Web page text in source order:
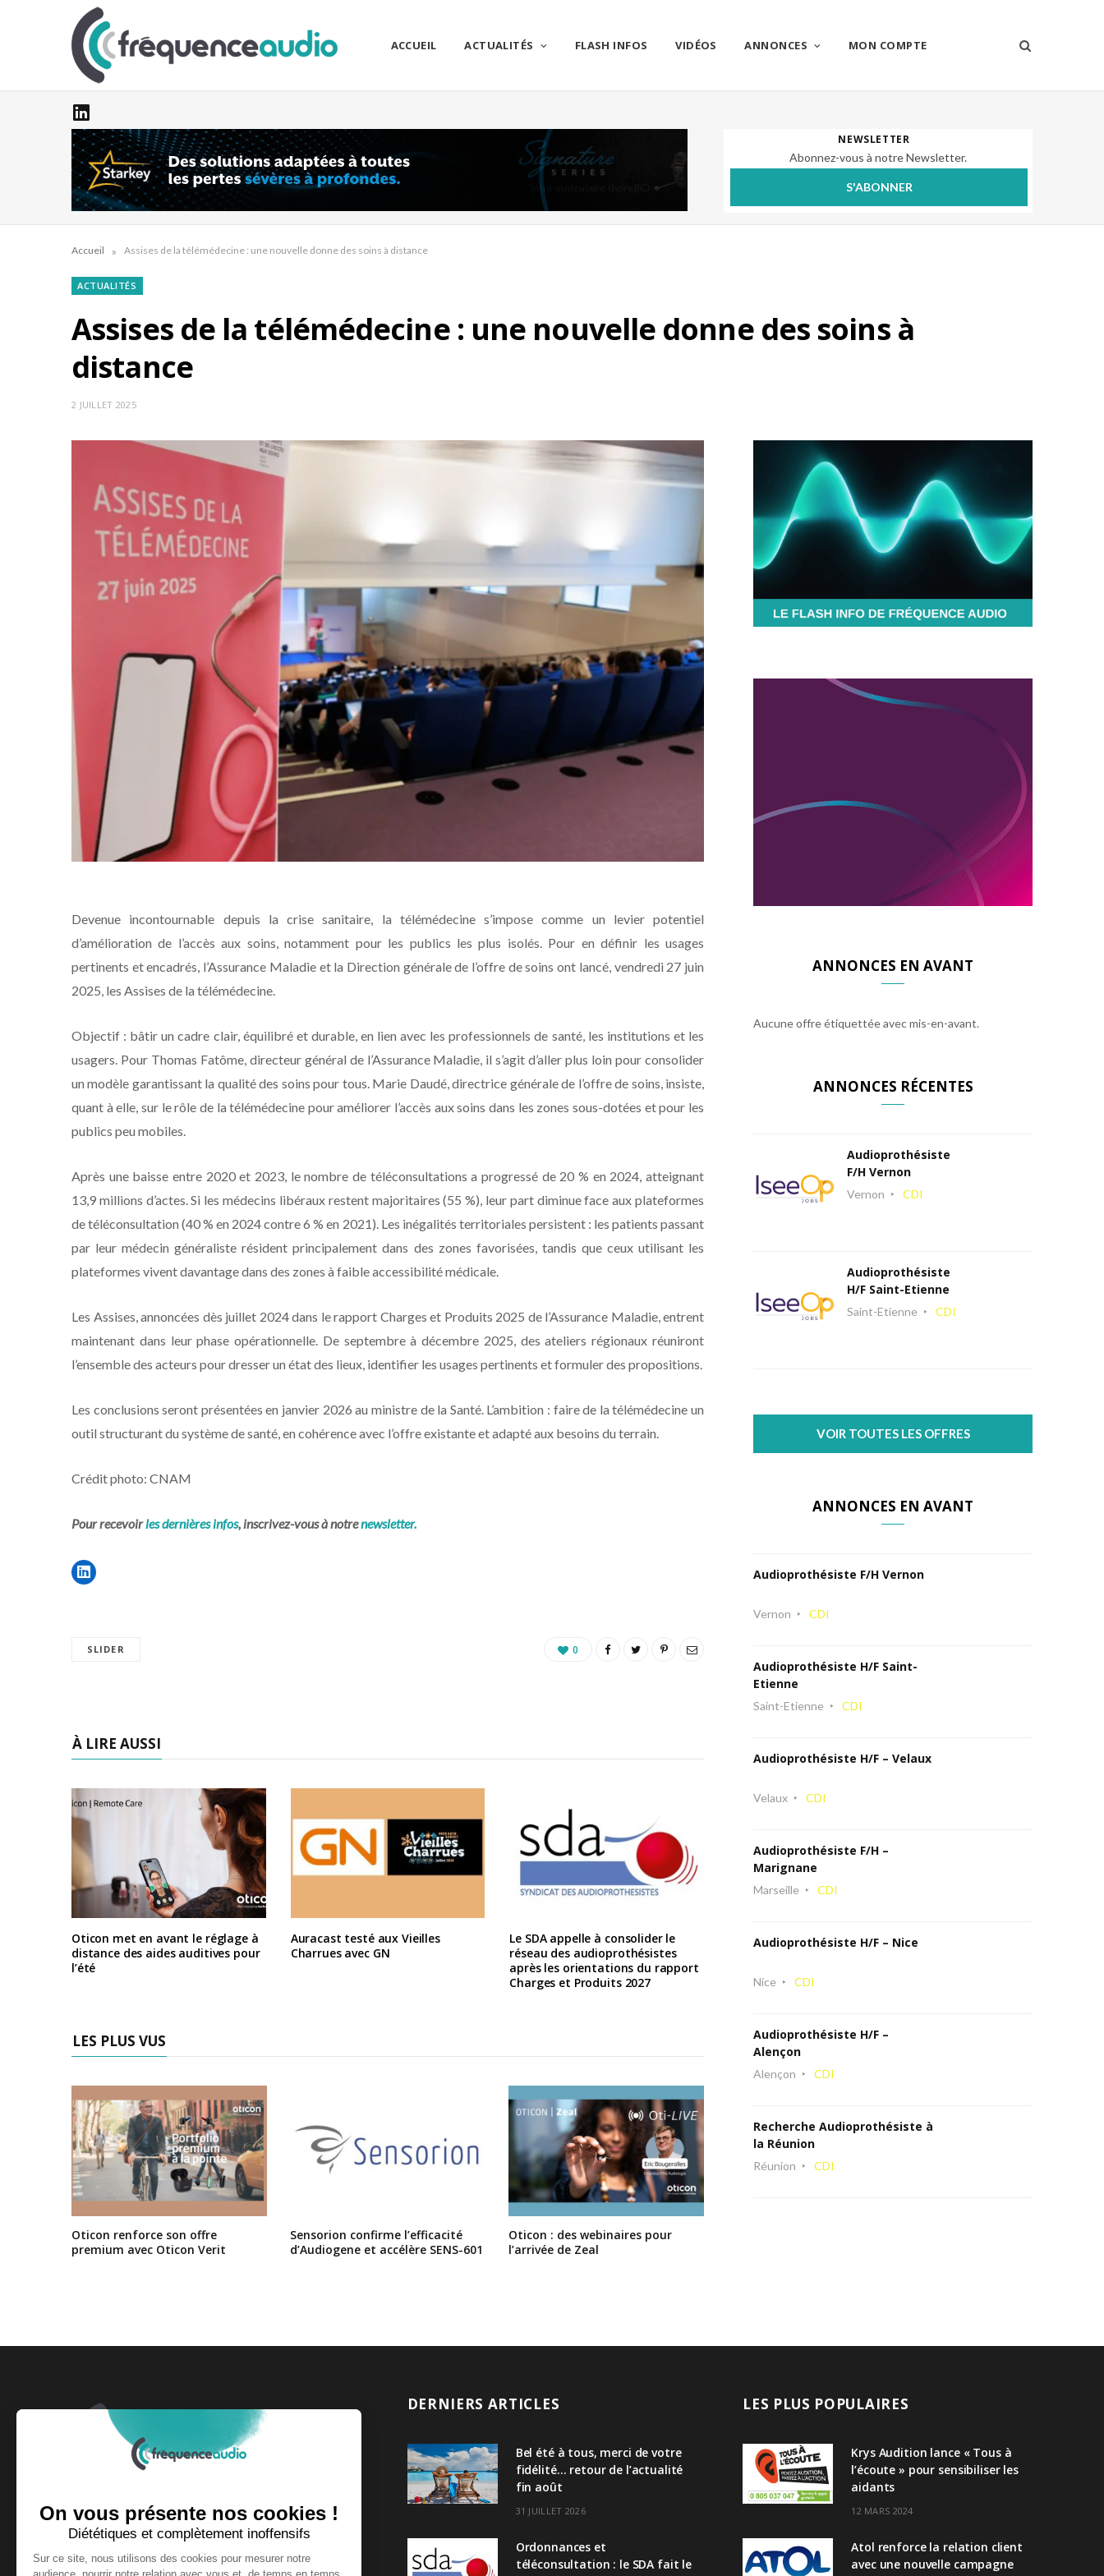
ACCUEIL ACTUALITÉS FLASH INFOS VIDÉOS ANNONCES MON COMPTE
NEWSLETTER
Abonnez-vous à notre Newsletter.
S'ABONNER
Accueil » Assises de la télémédecine : une nouvelle donne des soins à distance
ACTUALITÉS
Assises de la télémédecine : une nouvelle donne des soins à
distance
2 JUILLET 2025
Devenue incontournable depuis la crise sanitaire, la télémédecine s’impose comme un levier potentiel
d’amélioration de l’accès aux soins, notamment pour les publics les plus isolés. Pour en définir les usages
pertinents et encadrés, l’Assurance Maladie et la Direction générale de l’offre de soins ont lancé, vendredi 27 juin
2025, les Assises de la télémédecine.
Objectif : bâtir un cadre clair, équilibré et durable, en lien avec les professionnels de santé, les institutions et les
usagers. Pour Thomas Fatôme, directeur général de l’Assurance Maladie, il s’agit d’aller plus loin pour consolider
un modèle garantissant la qualité des soins pour tous. Marie Daudé, directrice générale de l’offre de soins, insiste,
quant à elle, sur le rôle de la télémédecine pour améliorer l’accès aux soins dans les zones sous-dotées et pour les
publics peu mobiles.
Après une baisse entre 2020 et 2023, le nombre de téléconsultations a progressé de 20 % en 2024, atteignant
13,9 millions d’actes. Si les médecins libéraux restent majoritaires (55 %), leur part diminue face aux plateformes
de téléconsultation (40 % en 2024 contre 6 % en 2021). Les inégalités territoriales persistent : les patients passant
par leur médecin généraliste résident principalement dans des zones favorisées, tandis que ceux utilisant les
plateformes vivent davantage dans des zones à faible accessibilité médicale.
Les Assises, annoncées dès juillet 2024 dans le rapport Charges et Produits 2025 de l’Assurance Maladie, entrent
maintenant dans leur phase opérationnelle. De septembre à décembre 2025, des ateliers régionaux réuniront
l’ensemble des acteurs pour dresser un état des lieux, identifier les usages pertinents et formuler des propositions.
Les conclusions seront présentées en janvier 2026 au ministre de la Santé. L’ambition : faire de la télémédecine un
outil structurant du système de santé, en cohérence avec l’offre existante et adapté aux besoins du terrain.
Crédit photo: CNAM
Pour recevoirles dernières infos, inscrivez-vous à notrenewsletter.
SLIDER 0
À LIRE AUSSI
Oticon met en avant le réglage à
distance des aides auditives pour
l’été
Auracast testé aux Vieilles
Charrues avec GN
Le SDA appelle à consolider le
réseau des audioprothésistes
après les orientations du rapport
Charges et Produits 2027
LES PLUS VUS
Oticon renforce son offre
premium avec Oticon Verit
Sensorion confirme l’efficacité
d’Audiogene et accélère SENS-601
Oticon : des webinaires pour
l’arrivée de Zeal
ANNONCES EN AVANT
Aucune offre étiquettée avec mis-en-avant.
ANNONCES RÉCENTES
Audioprothésiste
F/H Vernon
Vernon CDI
Audioprothésiste
H/F Saint-Etienne
Saint-Etienne CDI
VOIR TOUTES LES OFFRES
ANNONCES EN AVANT
Audioprothésiste F/H Vernon
Vernon CDI
Audioprothésiste H/F Saint-
Etienne
Saint-Etienne CDI
Audioprothésiste H/F – Velaux
Velaux CDI
Audioprothésiste F/H –
Marignane
Marseille CDI
Audioprothésiste H/F – Nice
Nice CDI
Audioprothésiste H/F –
Alençon
Alençon CDI
Recherche Audioprothésiste à
la Réunion
Réunion CDI
Fondée et dirigée par le groupe Press Optic,
Fréquence Audio couvre l'actualité du secteur de
l'audiologie au quotidien.
DERNIERS ARTICLES
Bel été à tous, merci de votre
fidélité… retour de l’actualité
fin août
31 JUILLET 2026
Ordonnances et
téléconsultation : le SDA fait le
LES PLUS POPULAIRES
Krys Audition lance « Tous à
l’écoute » pour sensibiliser les
aidants
12 MARS 2024
Atol renforce la relation client
avec une nouvelle campagne